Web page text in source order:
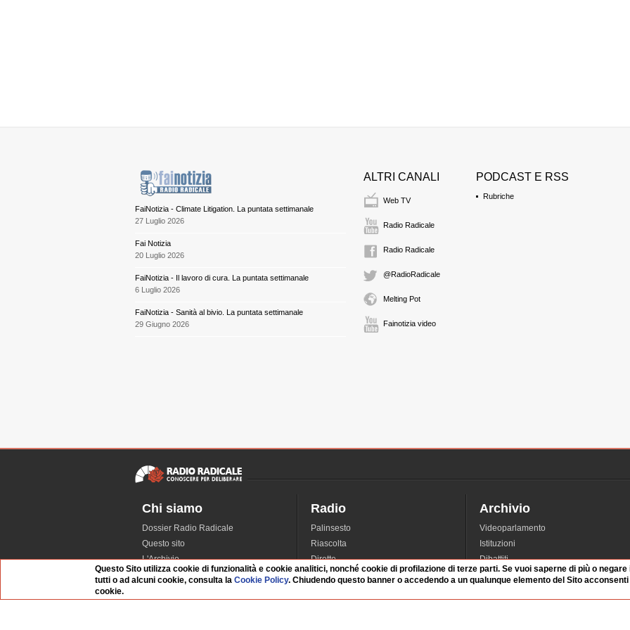
FaiNotizia - Climate Litigation. La puntata settimanale
27 Luglio 2026
Fai Notizia
20 Luglio 2026
FaiNotizia - Il lavoro di cura. La puntata settimanale
6 Luglio 2026
FaiNotizia - Sanità al bivio. La puntata settimanale
29 Giugno 2026
ALTRI CANALI
Web TV
Radio Radicale
Radio Radicale
@RadioRadicale
Melting Pot
Fainotizia video
PODCAST E RSS
Rubriche
Chi siamo
Dossier Radio Radicale
Questo sito
L'Archivio
Redazione
Radio
Palinsesto
Riascolta
Dirette
Rubriche
Archivio
Videoparlamento
Istituzioni
Dibattiti
Manifestazioni
Questo Sito utilizza cookie di funzionalità e cookie analitici, nonché cookie di profilazione di terze parti. Se vuoi saperne di più o
tutti o ad alcuni cookie, consulta laCookie Policy. Chiudendo questo banner o accedendo a un qualunque elemento del Sito
cookie.